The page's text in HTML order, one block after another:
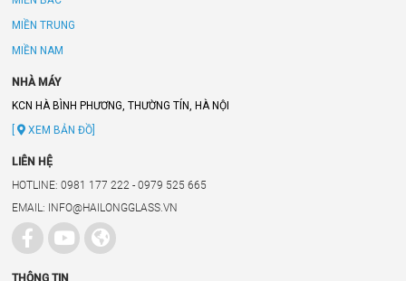
MIỀN TRUNG
MIỀN NAM
NHÀ MÁY
KCN HÀ BÌNH PHƯƠNG, THƯỜNG TÍN, HÀ NỘI
[
XEM BẢN ĐỒ]
LIÊN HỆ
HOTLINE: 0981 177 222 - 0979 525 665
EMAIL: INFO@HAILONGGLASS.VN